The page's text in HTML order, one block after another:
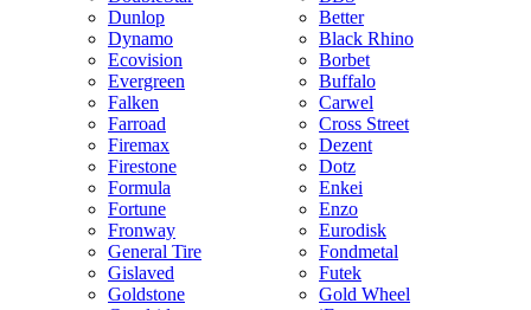
Dunlop
Dynamo
Ecovision
Evergreen
Falken
Farroad
Firemax
Firestone
Formula
Fortune
Fronway
General Tire
Gislaved
Goldstone
Better
Black Rhino
Borbet
Buffalo
Carwel
Cross Street
Dezent
Dotz
Enkei
Enzo
Eurodisk
Fondmetal
Futek
Gold Wheel